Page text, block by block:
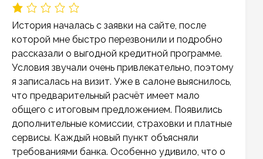
История началась с заявки на сайте, после
которой мне быстро перезвонили и подробно
рассказали о выгодной кредитной программе.
Условия звучали очень привлекательно, поэтому
я записалась на визит. Уже в салоне выяснилось,
что предварительный расчёт имеет мало
общего с итоговым предложением. Появились
дополнительные комиссии, страховки и платные
сервисы. Каждый новый пункт объясняли
требованиями банка. Особенно удивило, что о